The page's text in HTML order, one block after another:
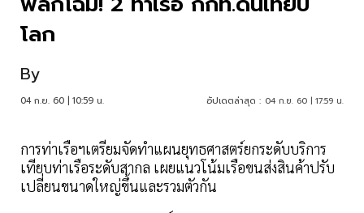
โลก
By
04 ก.ย. 60 | 10:59 น. อัปเดตล่าสุด : 04 ก.ย. 60 | 17:59 น.
การท่าเรือฯเตรียมจัดทำแผนยุทธศาสตร์ยกระดับบริการ
เทียบท่าเรือระดับสากล เผยแนวโน้มเรือขนส่งสินค้าปรับ
เปลี่ยนขนาดใหญ่ขึ้นและรวมตัวกัน